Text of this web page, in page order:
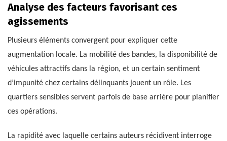
Analyse des facteurs favorisant ces
agissements
Plusieurs éléments convergent pour expliquer cette
augmentation locale. La mobilité des bandes, la disponibilité de
véhicules attractifs dans la région, et un certain sentiment
d’impunité chez certains délinquants jouent un rôle. Les
quartiers sensibles servent parfois de base arrière pour planifier
ces opérations.
La rapidité avec laquelle certains auteurs récidivent interroge